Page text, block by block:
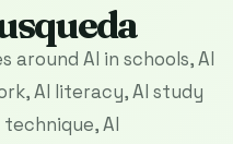
around AI in schools, AI
AI literacy, AI study
AI